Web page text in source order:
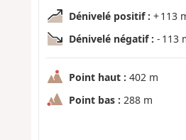
Dénivelé positif : + 113
Dénivelé négatif : - 113
Point haut : 402 m
Point bas : 288 m